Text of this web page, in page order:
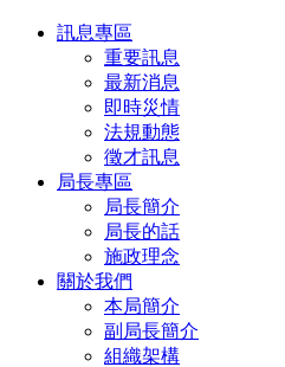
訊息專區
重要訊息
最新消息
即時災情
法規動態
徵才訊息
局長專區
局長簡介
局長的話
施政理念
關於我們
本局簡介
副局長簡介
組織架構